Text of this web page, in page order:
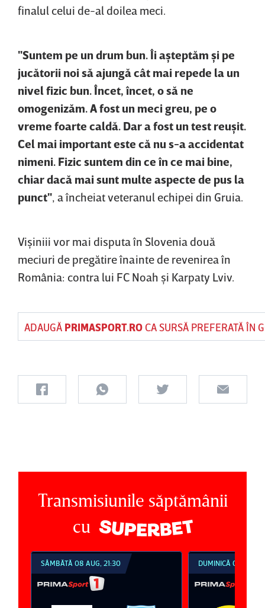
finalul celui de-al doilea meci.
"Suntem pe un drum bun. Îi aşteptăm şi pe
jucătorii noi să ajungă cât mai repede la un
nivel fizic bun. Încet, încet, o să ne
omogenizăm. A fost un meci greu, pe o
vreme foarte caldă. Dar a fost un test reuşit.
Cel mai important este că nu s-a accidentat
nimeni. Fizic suntem din ce în ce mai bine,
chiar dacă mai sunt multe aspecte de pus la
punct" , a încheiat veteranul echipei din Gruia.
Vişiniii vor mai disputa în Slovenia două
meciuri de pregătire înainte de revenirea în
România: contra lui FC Noah şi Karpaty Lviv.
ADAUGĂ PRIMASPORT.ROCA SURSĂ PREFERATĂ ÎN
Transmisiunile săptămânii
cu
SÂMBĂTĂ 08 AUG, 21:30 DUMINICĂ 09 AUG,